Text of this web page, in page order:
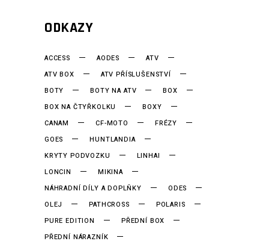
ODKAZY
ACCESS AODES
ATV
ATV BOX
ATV PŘÍSLUŠENSTVÍ
BOTY
BOTY NA ATV
BOX
BOX NA ČTYŘKOLKU
BOXY
CANAM
CF-MOTO
FRÉZY
GOES
HUNTLANDIA
KRYTY PODVOZKU
LINHAI
LONCIN
MIKINA
NÁHRADNÍ DÍLY A DOPLŇKY
ODES
OLEJ
PATHCROSS
POLARIS
PURE EDITION
PŘEDNÍ BOX
PŘEDNÍ NÁRAZNÍK